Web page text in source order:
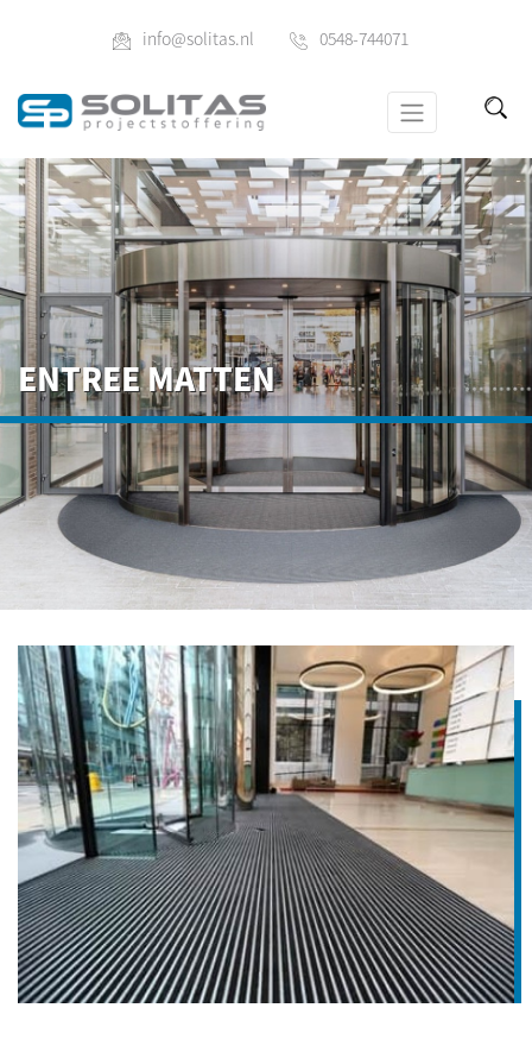
info@solitas.nl 0548-744071
ENTREE MATTEN